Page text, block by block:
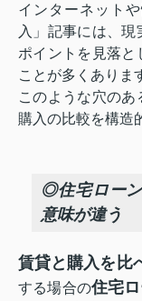
インターネット
入」記事には、
ポイントを見落と
ことが多くありま
このような穴のあ
購入の比較を構造
◎住宅ロー
意味が違う
賃貸と購入を比
する場合の住宅